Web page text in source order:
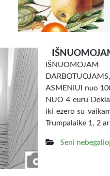
ASMENIUI nuo
NUO 4 euru
iki ezero su
Trumpalaike 1, 2
Seni